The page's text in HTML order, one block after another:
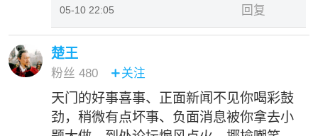
05-10 22:05 回复
楚王
粉丝 480 关注
天门的好事喜事、正面新闻不见你喝彩鼓
劲，稍微有点坏事、负面消息被你拿去小